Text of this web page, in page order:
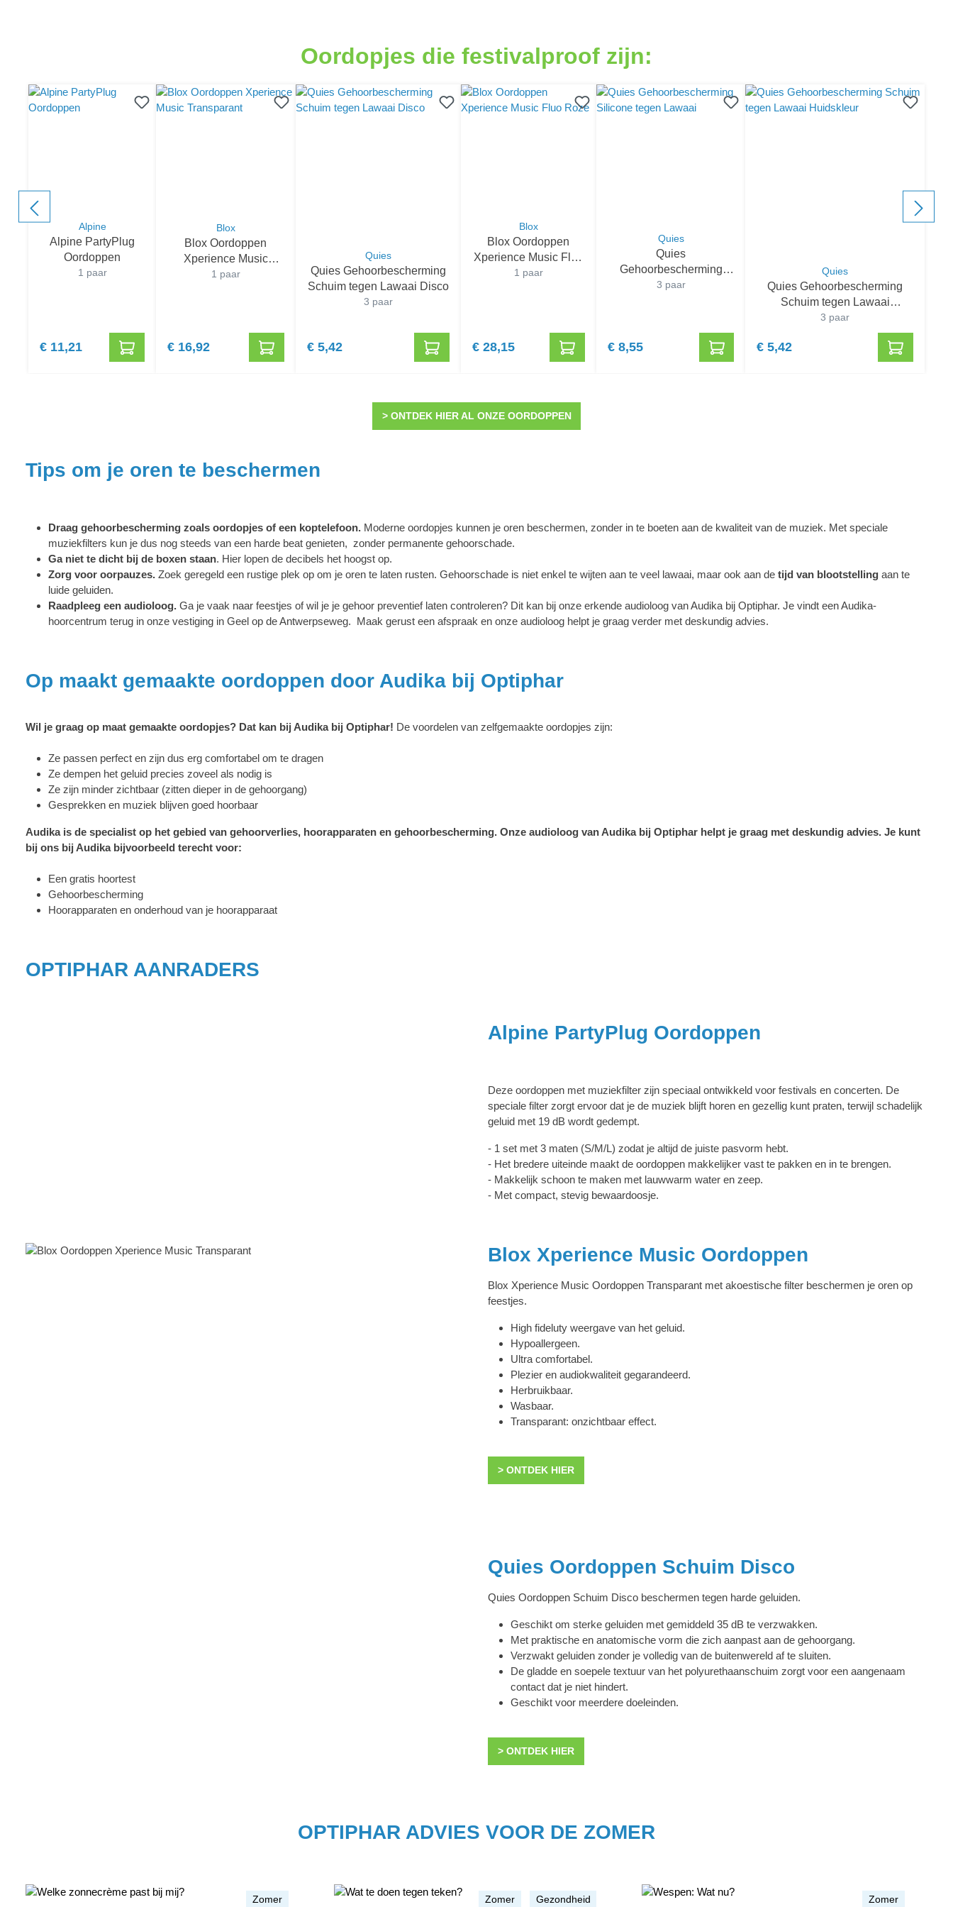
Oordopjes die festivalproof zijn:
Alpine
Alpine PartyPlug
Oordoppen
1 paar
€ 11,21
Blox
Blox Oordoppen
Xperience Music
Transparant
1 paar
€ 16,92
Quies
Quies Gehoorbescherming
Schuim tegen Lawaai Disco
3 paar
€ 5,42
Blox
Blox Oordoppen
Xperience Music Fluo
Roze
1 paar
€ 28,15
Quies
Quies
Gehoorbescherming
Silicone tegen Lawaai
3 paar
€ 8,55
Quies
Quies Gehoorbescherming
Schuim tegen Lawaai
Huidskleur
3 paar
€ 5,42
> ONTDEK HIER AL ONZE OORDOPPEN
Tips om je oren te beschermen
Draag gehoorbescherming zoals oordopjes of een koptelefoon. Moderne oordopjes kunnen je oren beschermen, zonder in te boeten aan de kwaliteit van de muziek. Met speciale
muziekfilters kun je dus nog steeds van een harde beat genieten, zonder permanente gehoorschade.
Ga niet te dicht bij de boxen staan. Hier lopen de decibels het hoogst op.
Zorg voor oorpauzes. Zoek geregeld een rustige plek op om je oren te laten rusten. Gehoorschade is niet enkel te wijten aan te veel lawaai, maar ook aan de tijd van blootstelling aan te
luide geluiden.
Raadpleeg een audioloog. Ga je vaak naar feestjes of wil je je gehoor preventief laten controleren? Dit kan bij onze erkende audioloog van Audika bij Optiphar. Je vindt een Audika-
hoorcentrum terug in onze vestiging in Geel op de Antwerpseweg. Maak gerust een afspraak en onze audioloog helpt je graag verder met deskundig advies.
Op maakt gemaakte oordoppen door Audika bij Optiphar
Wil je graag op maat gemaakte oordopjes? Dat kan bij Audika bij Optiphar! De voordelen van zelfgemaakte oordopjes zijn:
Ze passen perfect en zijn dus erg comfortabel om te dragen
Ze dempen het geluid precies zoveel als nodig is
Ze zijn minder zichtbaar (zitten dieper in de gehoorgang)
Gesprekken en muziek blijven goed hoorbaar
Audika is de specialist op het gebied van gehoorverlies, hoorapparaten en gehoorbescherming. Onze audioloog van Audika bij Optiphar helpt je graag met deskundig advies. Je kunt
bij ons bij Audika bijvoorbeeld terecht voor:
Een gratis hoortest
Gehoorbescherming
Hoorapparaten en onderhoud van je hoorapparaat
OPTIPHAR AANRADERS
Alpine PartyPlug Oordoppen
Deze oordoppen met muziekfilter zijn speciaal ontwikkeld voor festivals en concerten. De
speciale filter zorgt ervoor dat je de muziek blijft horen en gezellig kunt praten, terwijl schadelijk
geluid met 19 dB wordt gedempt.
- 1 set met 3 maten (S/M/L) zodat je altijd de juiste pasvorm hebt.
- Het bredere uiteinde maakt de oordoppen makkelijker vast te pakken en in te brengen.
- Makkelijk schoon te maken met lauwwarm water en zeep.
- Met compact, stevig bewaardoosje.
Blox Xperience Music Oordoppen
Blox Xperience Music Oordoppen Transparant met akoestische filter beschermen je oren op
feestjes.
High fideluty weergave van het geluid.
Hypoallergeen.
Ultra comfortabel.
Plezier en audiokwaliteit gegarandeerd.
Herbruikbaar.
Wasbaar.
Transparant: onzichtbaar effect.
> ONTDEK HIER
Quies Oordoppen Schuim Disco
Quies Oordoppen Schuim Disco beschermen tegen harde geluiden.
Geschikt om sterke geluiden met gemiddeld 35 dB te verzwakken.
Met praktische en anatomische vorm die zich aanpast aan de gehoorgang.
Verzwakt geluiden zonder je volledig van de buitenwereld af te sluiten.
De gladde en soepele textuur van het polyurethaanschuim zorgt voor een aangenaam
contact dat je niet hindert.
Geschikt voor meerdere doeleinden.
> ONTDEK HIER
OPTIPHAR ADVIES VOOR DE ZOMER
Zomer Zomer Gezondheid Zomer